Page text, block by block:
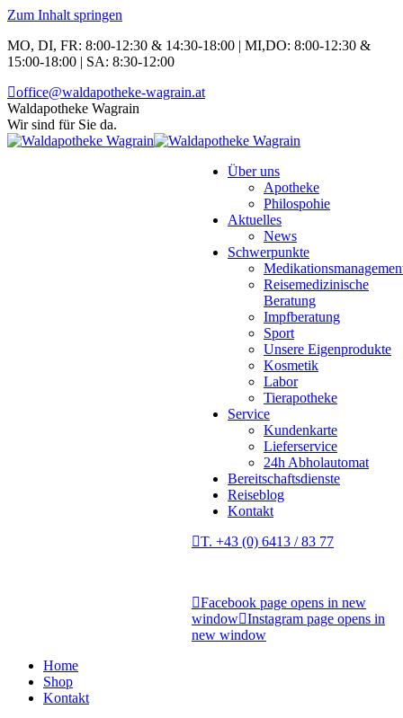
Zum Inhalt springen
MO, DI, FR: 8:00-12:30 & 14:30-18:00 | MI,DO: 8:00-12:30 &
15:00-18:00 | SA: 8:30-12:00
office@waldapotheke-wagrain.at
Waldapotheke Wagrain
Wir sind für Sie da.
Über uns
Apotheke
Philospohie
Aktuelles
News
Schwerpunkte
Reisemedizinische
Beratung
Impfberatung
Sport
Unsere Eigenprodukte
Kosmetik
Labor
Tierapotheke
Service
Kundenkarte
Lieferservice
24h Abholautomat
Bereitschaftsdienste
Reiseblog
Kontakt
T. +43 (0) 6413 / 83 77
Facebook page opens in new
window Instagram page opens in
new window
Home
Shop
Kontakt